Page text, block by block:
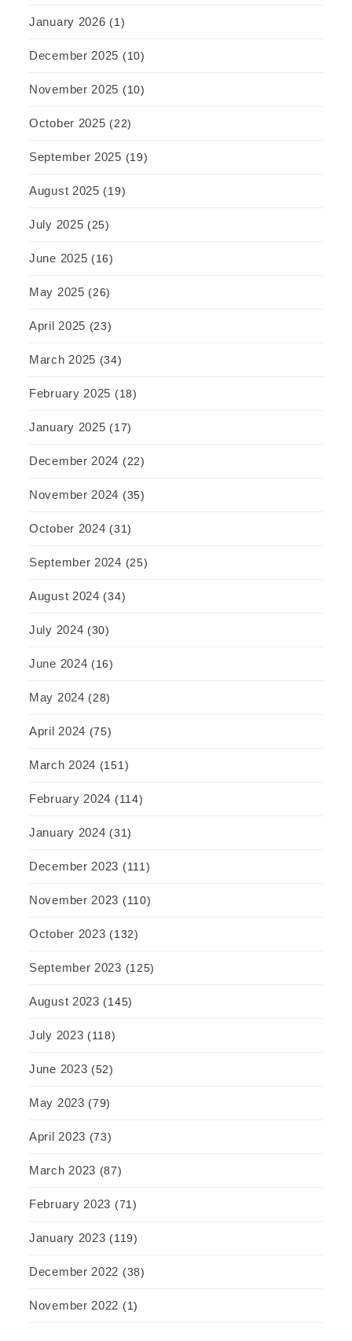
January 2026 (1)
December 2025 (10)
November 2025 (10)
October 2025 (22)
September 2025 (19)
August 2025 (19)
July 2025 (25)
June 2025 (16)
May 2025 (26)
April 2025 (23)
March 2025 (34)
February 2025 (18)
January 2025 (17)
December 2024 (22)
November 2024 (35)
October 2024 (31)
September 2024 (25)
August 2024 (34)
July 2024 (30)
June 2024 (16)
May 2024 (28)
April 2024 (75)
March 2024 (151)
February 2024 (114)
January 2024 (31)
December 2023 (111)
November 2023 (110)
October 2023 (132)
September 2023 (125)
August 2023 (145)
July 2023 (118)
June 2023 (52)
May 2023 (79)
April 2023 (73)
March 2023 (87)
February 2023 (71)
January 2023 (119)
December 2022 (38)
November 2022 (1)